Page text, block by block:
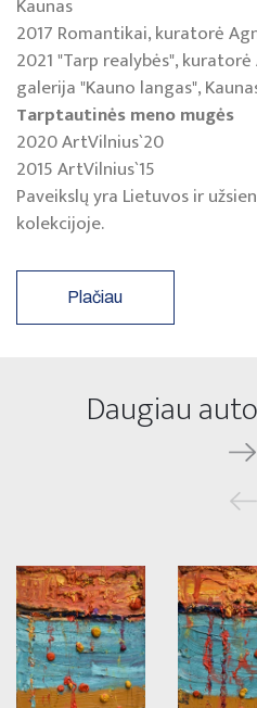
Kaunas
2017 Romantikai, kuratorė
2021 "Tarp realybės",
galerija "Kauno langas",
Tarptautinės meno mugės
2020 ArtVilnius`20
2015 ArtVilnius`15
Paveikslų yra Lietuvos ir
kolekcijoje.
Plačiau
Daugiau